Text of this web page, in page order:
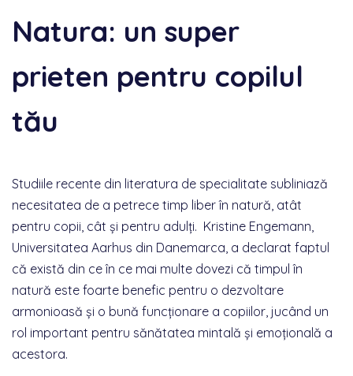
Natura: un super
prieten pentru copilul
tău
Studiile recente din literatura de specialitate subliniază
necesitatea de a petrece timp liber în natură, atât
pentru copii, cât și pentru adulți. Kristine Engemann,
Universitatea Aarhus din Danemarca, a declarat faptul
că există din ce în ce mai multe dovezi că timpul în
natură este foarte benefic pentru o dezvoltare
armonioasă și o bună funcționare a copiilor, jucând un
rol important pentru sănătatea mintală și emoțională a
acestora.